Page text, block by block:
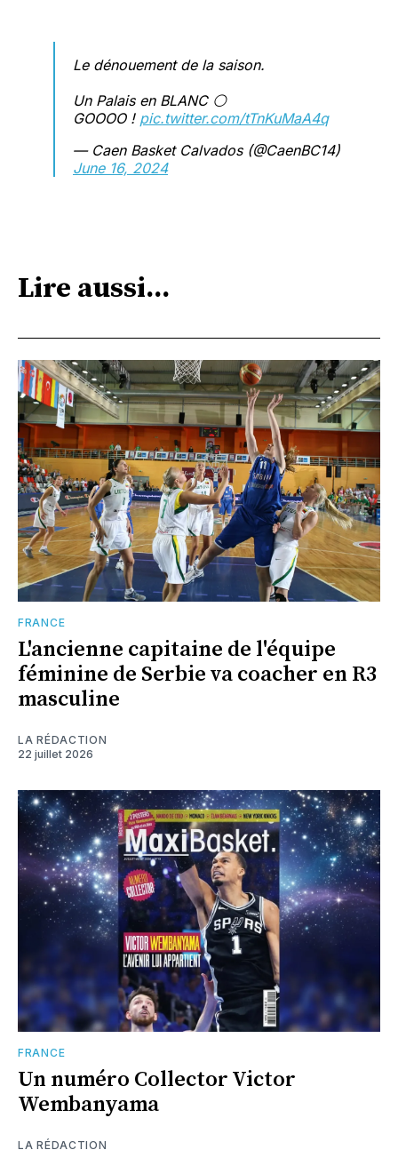
Le dénouement de la saison.
Un Palais en BLANC ⚪️
GOOOO ! pic.twitter.com/tTnKuMaA4q
— Caen Basket Calvados (@CaenBC14)
June 16, 2024
Lire aussi...
FRANCE
L'ancienne capitaine de l'équipe
féminine de Serbie va coacher en R3
masculine
LA RÉDACTION
22 juillet 2026
FRANCE
Un numéro Collector Victor
Wembanyama
LA RÉDACTION